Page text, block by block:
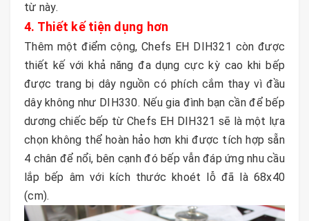
từ này.
4. Thiết kế tiện dụng hơn
Thêm một điểm cộng, Chefs EH DIH321 còn được
thiết kế với khả năng đa dụng cực kỳ cao khi bếp
được trang bị dây nguồn có phích cắm thay vì đầu
dây không như DIH330. Nếu gia đình bạn cần để bếp
dương chiếc bếp từ Chefs EH DIH321 sẽ là một lựa
chọn không thể hoàn hảo hơn khi được tích hợp sẵn
4 chân để nổi, bên cạnh đó bếp vẫn đáp ứng nhu cầu
lắp bếp âm với kích thước khoét lỗ đã là 68x40
(cm).